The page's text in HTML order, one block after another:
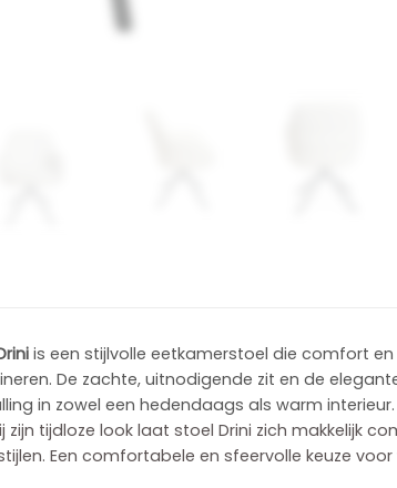
is een stijlvolle eetkamerstoel die comfort
De zachte, uitnodigende zit en de
in zowel een hedendaags als warm interieur.
zijn tijdloze look laat stoel Drini zich makkelijk
Een comfortabele en sfeervolle keuze